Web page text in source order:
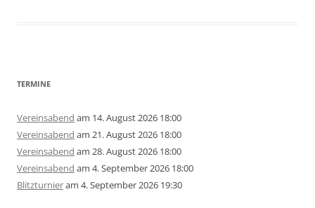
TERMINE
Vereinsabend am 14. August 2026 18:00
Vereinsabend am 21. August 2026 18:00
Vereinsabend am 28. August 2026 18:00
Vereinsabend am 4. September 2026 18:00
Blitzturnieram 4. September 2026 19:30